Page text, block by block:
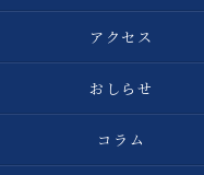
アクセス
おしらせ
コラム